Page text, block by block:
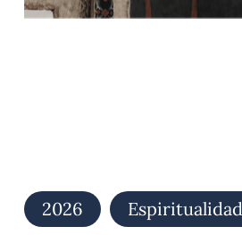
obra
2026 Espiritualidad